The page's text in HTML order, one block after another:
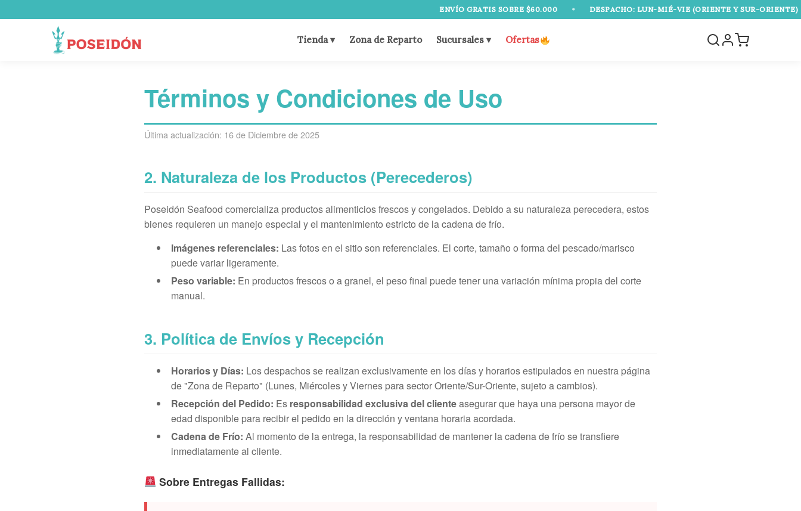
al
ENVÍO GRATIS SOBRE $60.000 • DESPACHO: LUN-MIÉ-VIE (ORIENTE Y SUR-ORIENTE) •
Tienda ▾ Zona de Reparto Sucursales ▾ Ofertas
Términos y Condiciones de Uso
Última actualización: 16 de Diciembre de 2025
2. Naturaleza de los Productos (Perecederos)
Poseidón Seafood comercializa productos alimenticios frescos y congelados. Debido a su naturaleza perecedera, estos
bienes requieren un manejo especial y el mantenimiento estricto de la cadena de frío.
Imágenes referenciales: Las fotos en el sitio son referenciales. El corte, tamaño o forma del pescado/marisco
puede variar ligeramente.
Peso variable: En productos frescos o a granel, el peso final puede tener una variación mínima propia del corte
manual.
3. Política de Envíos y Recepción
Horarios y Días: Los despachos se realizan exclusivamente en los días y horarios estipulados en nuestra página
de "Zona de Reparto" (Lunes, Miércoles y Viernes para sector Oriente/Sur-Oriente, sujeto a cambios).
Recepción del Pedido: Es responsabilidad exclusiva del clienteasegurar que haya una persona mayor de
edad disponible para recibir el pedido en la dirección y ventana horaria acordada.
Cadena de Frío: Al momento de la entrega, la responsabilidad de mantener la cadena de frío se transfiere
inmediatamente al cliente.
Sobre Entregas Fallidas: